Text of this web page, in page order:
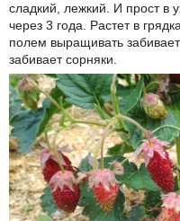
сладкий, лежкий. И прост в
через 3 года. Растет в
полем выращивать
забивает сорняки.